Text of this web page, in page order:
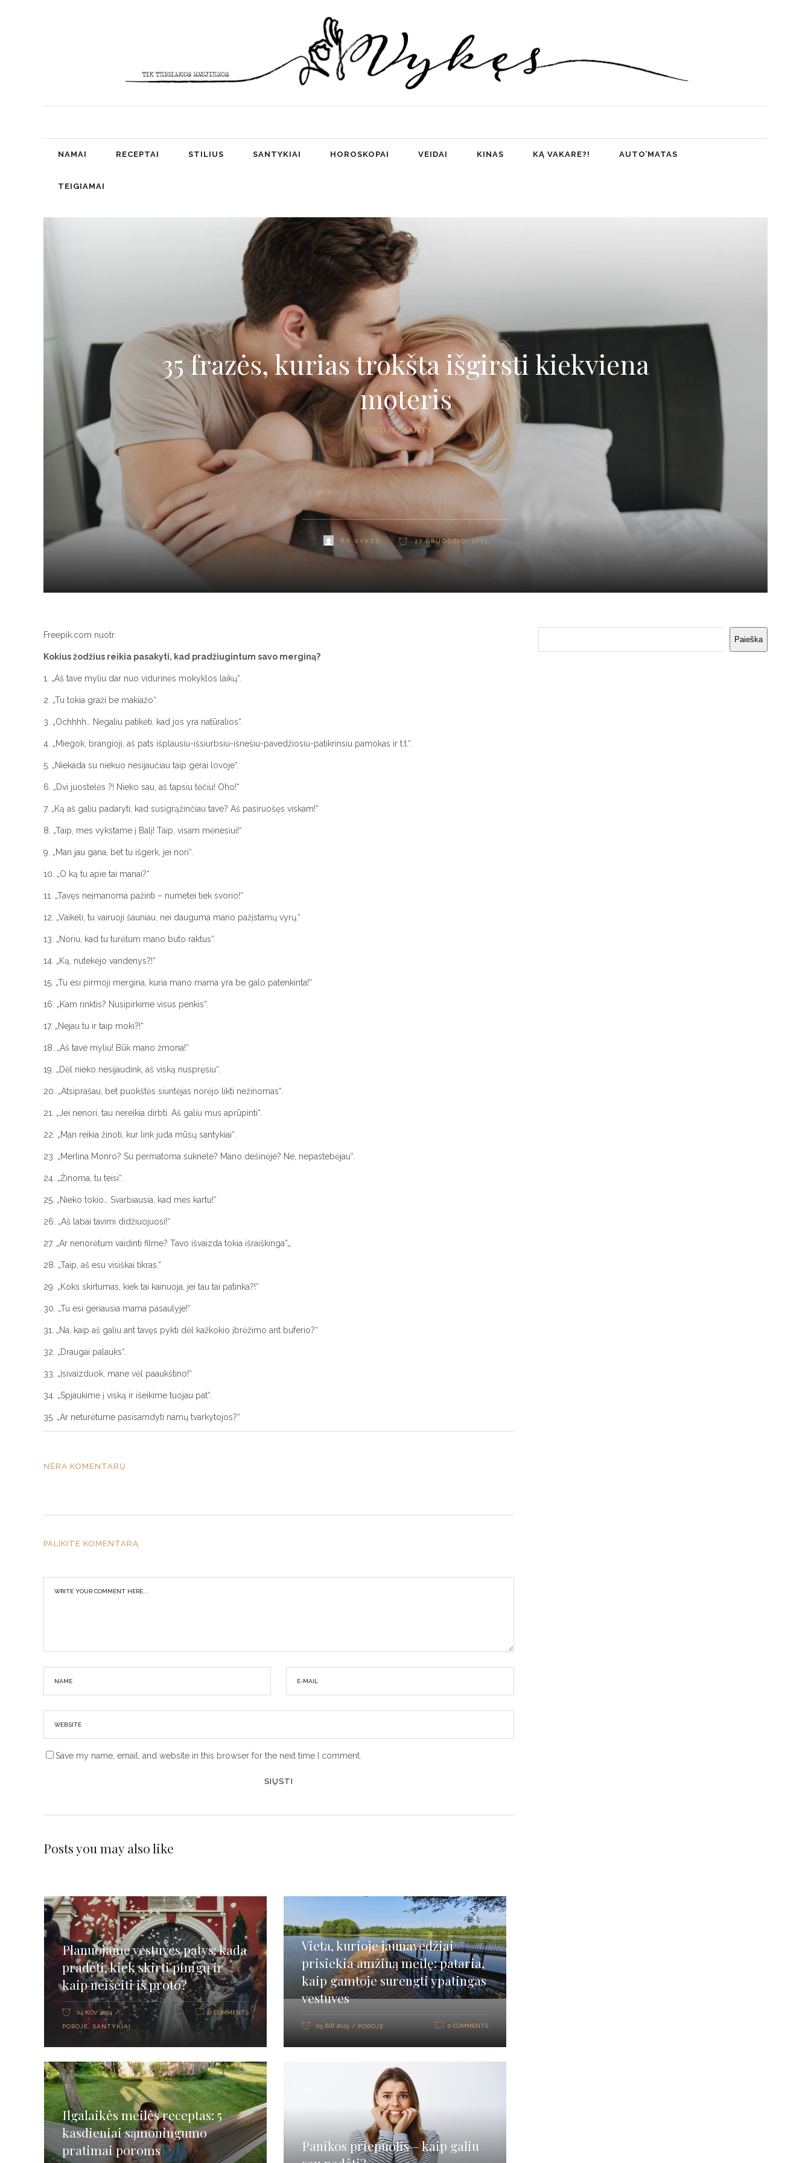
NAMAI RECEPTAI STILIUS SANTYKIAI HOROSKOPAI VEIDAI KINAS KĄ VAKARE?! AUTO’MATAS
TEIGIAMAI
35 frazės, kurias trokšta išgirsti kiekviena
moteris
POROJE,SANTYKIAI
BY VYKES 27 GRUODŽIO, 2021
Freepik.com nuotr.
Kokius žodžius reikia pasakyti, kad pradžiugintum savo merginą?
1. „Aš tave myliu dar nuo vidurinės mokyklos laikų“.
2. „Tu tokia graži be makiažo“.
3. „Ochhhh… Negaliu patikėti, kad jos yra natūralios“.
4. „Miegok, brangioji, aš pats išplausiu-išsiurbsiu-išnešiu-pavedžiosiu-patikrinsiu pamokas ir t.t.“.
5. „Niekada su niekuo nesijaučiau taip gerai lovoje“.
6. „Dvi juostelės ?! Nieko sau, aš tapsiu tėčiu! Oho!“
7. „Ką aš galiu padaryti, kad susigrąžinčiau tave? Aš pasiruošęs viskam!“
8. „Taip, mes vykstame į Balį! Taip, visam mėnesiui!“
9. „Man jau gana, bet tu išgerk, jei nori“.
10. „O ką tu apie tai manai?“
11. „Tavęs neįmanoma pažinti – numetei tiek svorio!“
12. „Vaikeli, tu vairuoji šauniau, nei dauguma mano pažįstamų vyrų.“
13. „Noriu, kad tu turėtum mano buto raktus“.
14. „Ką, nutekėjo vandenys?!“
15. „Tu esi pirmoji mergina, kuria mano mama yra be galo patenkinta!“
16. „Kam rinktis? Nusipirkime visus penkis“.
17. „Nejau tu ir taip moki?!“
18. „Aš tave myliu! Būk mano žmona!“
19. „Dėl nieko nesijaudink, aš viską nuspręsiu“.
20. „Atsiprašau, bet puokštės siuntėjas norėjo likti nežinomas“.
21. „Jei nenori, tau nereikia dirbti. Aš galiu mus aprūpinti“.
22. „Man reikia žinoti, kur link juda mūsų santykiai“.
23. „Merlina Monro? Su permatoma suknele? Mano dešinėje? Ne, nepastebėjau“.
24. „Žinoma, tu teisi“.
25. „Nieko tokio… Svarbiausia, kad mes kartu!“
26. „Aš labai tavimi didžiuojuosi!“
27. „Ar nenorėtum vaidinti filme? Tavo išvaizda tokia išraiškinga”„.
28. „Taip, aš esu visiškai tikras.“
29. „Koks skirtumas, kiek tai kainuoja, jei tau tai patinka?!“
30. „Tu esi geriausia mama pasaulyje!“
31. „Na, kaip aš galiu ant tavęs pykti dėl kažkokio įbrėžimo ant buferio?“
32. „Draugai palauks“.
33. „Įsivaizduok, mane vėl paaukštino!“
34. „Spjaukime į viską ir išeikime tuojau pat“.
35. „Ar neturėtume pasisamdyti namų tvarkytojos?“
NĖRA KOMENTARŲ
PALIKITE KOMENTARĄ
Save my name, email, and website in this browser for the next time I comment.
Posts you may also like
Planuojame vestuves patys: kada
pradėti, kiek skirti pinigų ir
kaip neišeiti iš proto?
04 KOV 2024
POROJE SANTYKIAI
0 COMMENTS
Vieta, kurioje jaunavedžiai
prisiekia amžiną meilę: pataria,
kaip gamtoje surengti ypatingas
vestuves
05 BIR 2023 POROJE 0 COMMENTS
Ilgalaikės meilės receptas: 5
kasdieniai sąmoningumo
pratimai poroms
Panikos priepuolis – kaip galiu
Paieška